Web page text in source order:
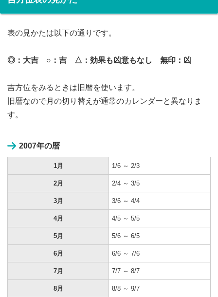
表の見かたは以下の通りです。
◎：大吉 ○：吉 △：効果も凶意もなし 無印：凶
吉方位をみるときは旧暦を使います。
旧暦なので月の切り替えが通常のカレンダーと異なりま
す。
2007年の暦
1月 1/6 ～ 2/3
2月 2/4 ～ 3/5
3月 3/6 ～ 4/4
4月 4/5 ～ 5/5
5月 5/6 ～ 6/5
6月 6/6 ～ 7/6
7月 7/7 ～ 8/7
8月 8/8 ～ 9/7